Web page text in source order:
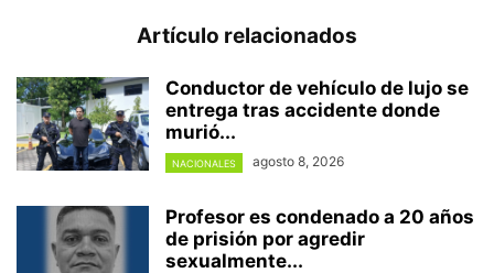
Artículo relacionados
Conductor de vehículo de lujo se
entrega tras accidente donde
murió...
NACIONALES agosto 8, 2026
Profesor es condenado a 20 años
de prisión por agredir
sexualmente...